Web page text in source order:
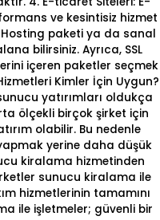
ve kesintisiz hizmet
paketi ya da sanal
bilirsiniz. Ayrıca, SSL
içeren paketler seçmek
Kimler İçin Uygun?
yatırımları oldukça
ölçekli birçok şirket için
olabilir. Bu nedenle
yerine daha düşük
kiralama hizmetinden
sunucu kiralama ile
hizmetlerinin tamamını
ile işletmeler; güvenli bir